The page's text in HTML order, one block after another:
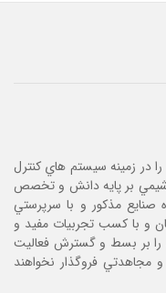
اي خود را در زمينه سيستم هاي كنترل
بر پايه دانش و تخصص
صنايع مذكور و با سرپرستي
و با كسب تجربيات مفيد و
را بر بسط و گسترش فعاليت
مجاهدتي فروگذار نخواهند